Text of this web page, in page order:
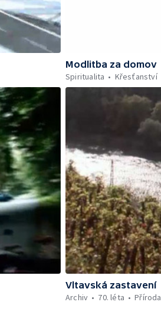
Modlitba za domov
Spiritualita
Křesťanství
Vltavská zastavení
Archiv
70. léta Příroda